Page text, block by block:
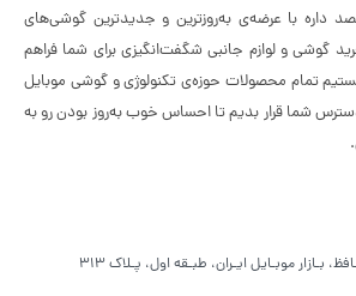
داره با عرضه‌ی به‌روزترین و جدیدترین گوشی‌های
گوشی و لوازم جانبی شگفت‌انگیزی برای شما فراهم
تمام محصولات حوزه‌ی تکنولوژی و گوشی موبایل
شما قرار بدیم تا احساس خوب به‌روز بودن رو به
بـازار موبـایل ایـران، طبـقه اول، پـلاک ۳۱۳